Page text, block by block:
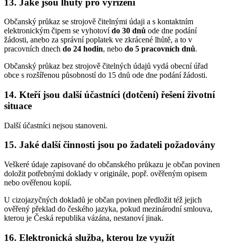
Občanský průkaz se strojově čitelnými údaji a s kontaktním
elektronickým čipem se vyhotovído 30 dnů ode dne podání
žádosti, anebo za správní poplatek ve zkrácené lhůtě, a to v
pracovních dnech do 24 hodin, nebo do 5 pracovních dnů.
Občanský průkaz bez strojově čitelných údajů vydá obecní úřad
obce s rozšířenou působností do 15 dnů ode dne podání žádosti.
14. Kteří jsou další účastníci (dotčení) řešení životní
situace
Další účastníci nejsou stanoveni.
15. Jaké další činnosti jsou po žadateli požadovány
Veškeré údaje zapisované do občanského průkazu je občan povinen
doložit potřebnými doklady v originále, popř. ověřeným opisem
nebo ověřenou kopií.
U cizojazyčných dokladů je občan povinen předložit též jejich
ověřený překlad do českého jazyka, pokud mezinárodní smlouva,
kterou je Česká republika vázána, nestanoví jinak.
16. Elektronická služba, kterou lze využít